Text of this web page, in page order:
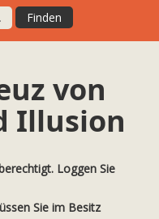
von
Illusion
Loggen Sie
Sie im Besitz